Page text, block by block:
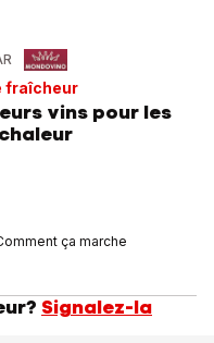
fraîcheur
vins pour les
ça marche
Signalez-la